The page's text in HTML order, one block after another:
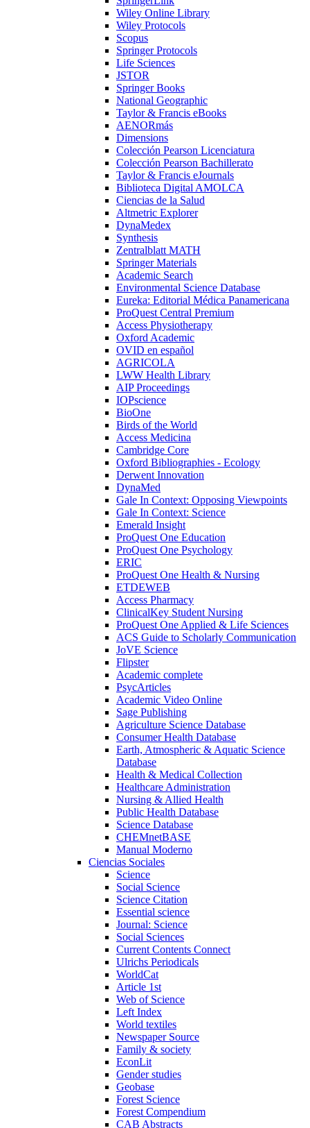
Wiley Online Library
Wiley Protocols
Scopus
Springer Protocols
Life Sciences
JSTOR
Springer Books
National Geographic
Taylor & Francis eBooks
AENORmás
Dimensions
Colección Pearson Licenciatura
Colección Pearson Bachillerato
Taylor & Francis eJournals
Biblioteca Digital AMOLCA
Ciencias de la Salud
Altmetric Explorer
DynaMedex
Synthesis
Zentralblatt MATH
Springer Materials
Academic Search
Environmental Science Database
Eureka: Editorial Médica Panamericana
ProQuest Central Premium
Access Physiotherapy
Oxford Academic
OVID en español
AGRICOLA
LWW Health Library
AIP Proceedings
IOPscience
BioOne
Birds of the World
Access Medicina
Cambridge Core
Oxford Bibliographies - Ecology
Derwent Innovation
DynaMed
Gale In Context: Opposing Viewpoints
Gale In Context: Science
Emerald Insight
ProQuest One Education
ProQuest One Psychology
ERIC
ProQuest One Health & Nursing
ETDEWEB
Access Pharmacy
ClinicalKey Student Nursing
ProQuest One Applied & Life Sciences
ACS Guide to Scholarly Communication
JoVE Science
Flipster
Academic complete
PsycArticles
Academic Video Online
Sage Publishing
Agriculture Science Database
Consumer Health Database
Earth, Atmospheric & Aquatic Science
Database
Health & Medical Collection
Healthcare Administration
Nursing & Allied Health
Public Health Database
Science Database
CHEMnetBASE
Manual Moderno
Ciencias Sociales
Science
Social Science
Science Citation
Essential science
Journal: Science
Social Sciences
Current Contents Connect
Ulrichs Periodicals
WorldCat
Article 1st
Web of Science
Left Index
World textiles
Newspaper Source
Family & society
EconLit
Gender studies
Geobase
Forest Science
Forest Compendium
CAB Abstracts